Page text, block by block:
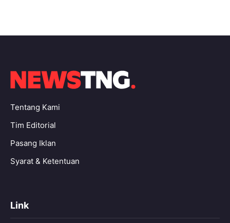
Tentang Kami
Tim Editorial
Pasang Iklan
Syarat & Ketentuan
Link